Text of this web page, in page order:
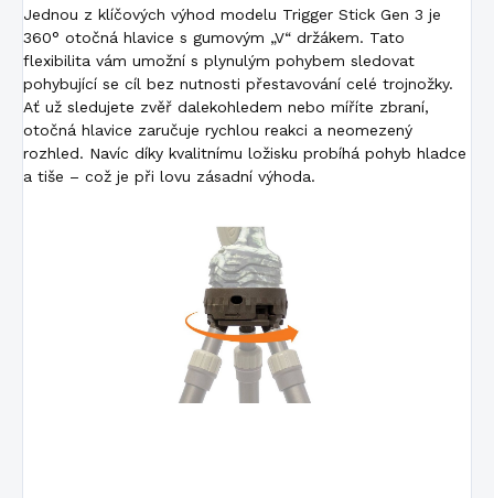
Jednou z klíčových výhod modelu Trigger Stick Gen 3 je
360° otočná hlavice s gumovým „V“ držákem. Tato
flexibilita vám umožní s plynulým pohybem sledovat
pohybující se cíl bez nutnosti přestavování celé trojnožky.
Ať už sledujete zvěř dalekohledem nebo míříte zbraní,
otočná hlavice zaručuje rychlou reakci a neomezený
rozhled. Navíc díky kvalitnímu ložisku probíhá pohyb hladce
a tiše – což je při lovu zásadní výhoda.